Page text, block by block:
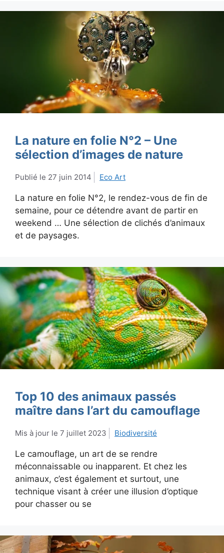
La nature en folie N°2 – Une
sélection d’images de nature
27 juin 2014 Eco Art
La nature en folie N°2, le rendez-vous de fin de
semaine, pour ce détendre avant de partir en
weekend … Une sélection de clichés d’animaux
et de paysages.
Top 10 des animaux passés
maître dans l’art du camouflage
7 juillet 2023 Biodiversité
Le camouflage, un art de se rendre
méconnaissable ou inapparent. Et chez les
animaux, c’est également et surtout, une
technique visant à créer une illusion d’optique
pour chasser ou se